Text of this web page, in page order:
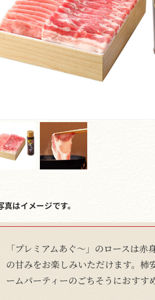
はイメージです。
「プレミアムあぐ～」のロースは
の甘みをお楽しみいただけます。
ームパーティーのごちそうにおすす